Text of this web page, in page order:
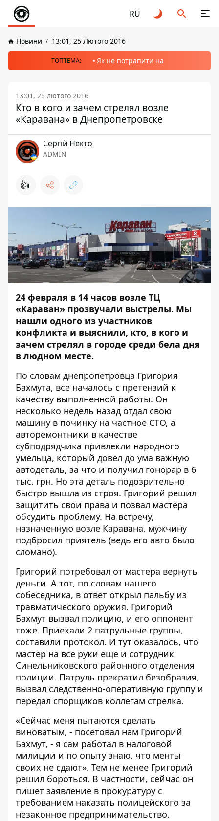
RU
Новини 13:01, 25 Лютого 2016
ТОПТЕМА: Як не потрапити на
13:01, 25 лютого 2016
Кто в кого и зачем стрелял возле
«Каравана» в Днепропетровске
Сергій Некто
ADMIN
👍
24 февраля в 14 часов возле ТЦ
«Караван» прозвучали выстрелы. Мы
нашли одного из участников
конфликта и выяснили, кто, в кого и
зачем стрелял в городе среди бела дня
в людном месте.
По словам днепропетровца Григория
Бахмута, все началось с претензий к
качеству выполненной работы. Он
несколько недель назад отдал свою
машину в починку на частное СТО, а
авторемонтники в качестве
субподрядчика привлекли народного
умельца, который довел до ума важную
автодеталь, за что и получил гонорар в 6
тыс. грн. Но эта деталь подозрительно
быстро вышла из строя. Григорий решил
защитить свои права и позвал мастера
обсудить проблему. На встречу,
назначенную возле Каравана, мужчину
подбросил приятель (ведь его авто было
сломано).
Григорий потребовал от мастера вернуть
деньги. А тот, по словам нашего
собеседника, в ответ открыл пальбу из
травматического оружия. Григорий
Бахмут вызвал полицию, и его оппонент
тоже. Приехали 2 патрульные группы,
составили протокол. И тут оказалось, что
мастер на все руки еще и сотрудник
Синельниковского районного отделения
полиции. Патруль прекратил безобразия,
вызвал следственно-оперативную группу и
передал спорщиков коллегам стрелка.
«Сейчас меня пытаются сделать
виноватым, - посетовал нам Григорий
Бахмут, - я сам работал в налоговой
милиции и по опыту знаю, что менты
своих не сдают». Тем не менее Григорий
решил бороться. В частности, сейчас он
пишет заявление в прокуратуру с
требованием наказать полицейского за
незаконное предпринимательство.